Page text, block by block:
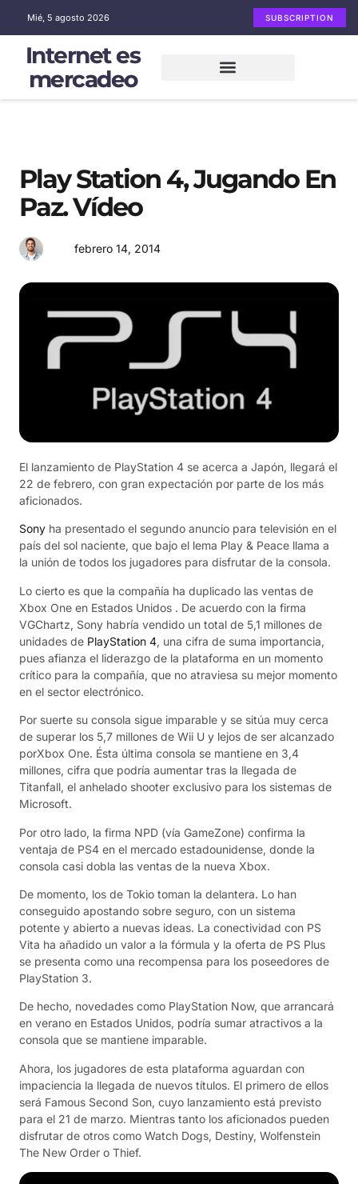
Mié, 5 agosto 2026 SUBSCRIPTION
Internet es
mercadeo
Play Station 4, Jugando En
Paz. Vídeo
febrero 14, 2014
El lanzamiento de PlayStation 4 se acerca a Japón, llegará el
22 de febrero, con gran expectación por parte de los más
aficionados.
Sony ha presentado el segundo anuncio para televisión en el
país del sol naciente, que bajo el lema Play & Peace llama a
la unión de todos los jugadores para disfrutar de la consola.
Lo cierto es que la compañía ha duplicado las ventas de
Xbox One en Estados Unidos . De acuerdo con la firma
VGChartz, Sony habría vendido un total de 5,1 millones de
unidades de PlayStation 4, una cifra de suma importancia,
pues afianza el liderazgo de la plataforma en un momento
crítico para la compañía, que no atraviesa su mejor momento
en el sector electrónico.
Por suerte su consola sigue imparable y se sitúa muy cerca
de superar los 5,7 millones de Wii U y lejos de ser alcanzado
porXbox One. Ésta última consola se mantiene en 3,4
millones, cifra que podría aumentar tras la llegada de
Titanfall, el anhelado shooter exclusivo para los sistemas de
Microsoft.
Por otro lado, la firma NPD (vía GameZone) confirma la
ventaja de PS4 en el mercado estadounidense, donde la
consola casi dobla las ventas de la nueva Xbox.
De momento, los de Tokio toman la delantera. Lo han
conseguido apostando sobre seguro, con un sistema
potente y abierto a nuevas ideas. La conectividad con PS
Vita ha añadido un valor a la fórmula y la oferta de PS Plus
se presenta como una recompensa para los poseedores de
PlayStation 3.
De hecho, novedades como PlayStation Now, que arrancará
en verano en Estados Unidos, podría sumar atractivos a la
consola que se mantiene imparable.
Ahora, los jugadores de esta plataforma aguardan con
impaciencia la llegada de nuevos títulos. El primero de ellos
será Famous Second Son, cuyo lanzamiento está previsto
para el 21 de marzo. Mientras tanto los aficionados pueden
disfrutar de otros como Watch Dogs, Destiny, Wolfenstein
The New Order o Thief.